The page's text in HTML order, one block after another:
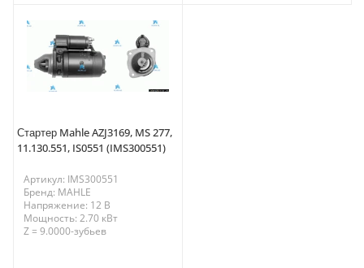
Стартер Mahle AZJ3169, MS 277,
11.130.551, IS0551 (IMS300551)
Артикул: IMS300551
Бренд: MAHLE
Напряжение: 12 В
Мощность: 2.70 кВт
Z = 9.0000-зубьев